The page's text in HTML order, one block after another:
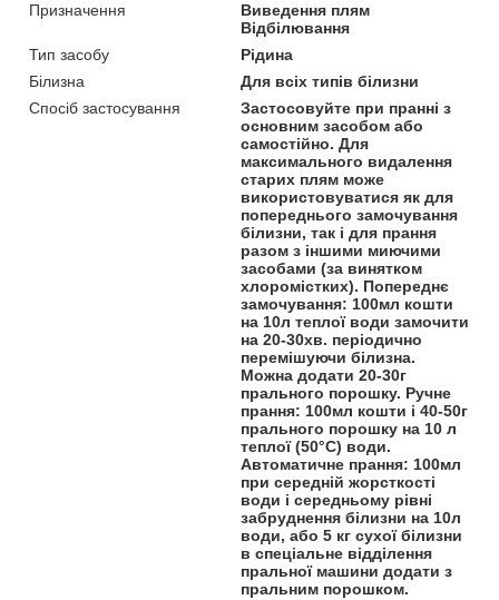
Призначення
Виведення плям
Відбілювання
Тип засобу
Рідина
Білизна
Для всіх типів білизни
Спосіб застосування
Застосовуйте при пранні з
основним засобом або
самостійно. Для
максимального видалення
старих плям може
використовуватися як для
попереднього замочування
білизни, так і для прання
разом з іншими миючими
засобами (за винятком
хлоромістких). Попереднє
замочування: 100мл кошти
на 10л теплої води замочити
на 20-30хв. періодично
перемішуючи білизна.
Можна додати 20-30г
прального порошку. Ручне
прання: 100мл кошти і 40-50г
прального порошку на 10 л
теплої (50°C) води.
Автоматичне прання: 100мл
при середній жорсткості
води і середньому рівні
забруднення білизни на 10л
води, або 5 кг сухої білизни
в спеціальне відділення
пральної машини додати з
пральним порошком.